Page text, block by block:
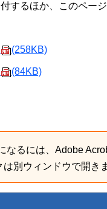
するほか、このペー
(258KB)
(84KB)
なるには、Adobe
は別ウィンドウで開き